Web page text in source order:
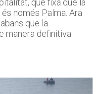
que fixa que la
només Palma. Ara
que la
manera definitiva.